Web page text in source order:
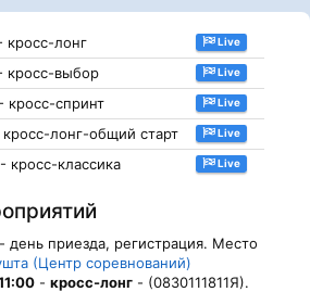
кросс-лонг Live
кросс-выбор Live
кросс-спринт Live
кросс-лонг-общий старт Live
кросс-классика Live
- день приезда, регистрация. Место
(Центр соревнований)
- кросс-лонг - (0830111811Я).